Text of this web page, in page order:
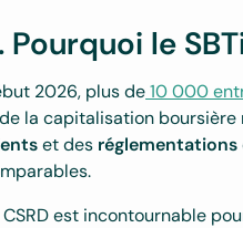
Pourquoi le
2026, plus de10 000
la capitalisation boursière
et des réglementations
CSRD est incontournable